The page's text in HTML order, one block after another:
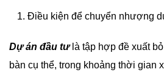
Điều kiện để chuyển nhượng
Dự án đầu tư là tập hợp đề xuất
bàn cụ thể, trong khoảng thời gian